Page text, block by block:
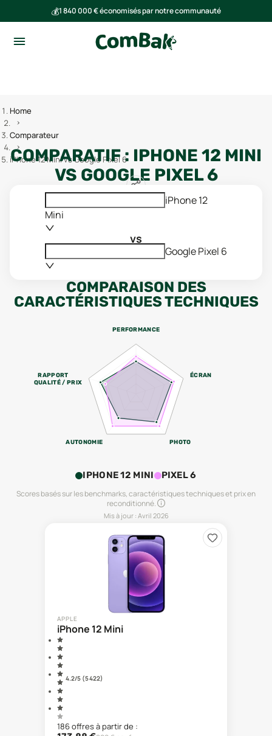
💰1 840 000 € économisés par notre communauté
Home
Comparateur
iPhone 12 Mini vs Google Pixel 6
COMPARATIF : IPHONE 12 MINI
VS GOOGLE PIXEL 6
iPhone 12
Mini
vs
Google Pixel 6
COMPARAISON DES
CARACTÉRISTIQUES TECHNIQUES
PERFORMANCE
ÉCRAN
PHOTO
AUTONOMIE
RAPPORT
QUALITÉ / PRIX
IPHONE 12 MINI PIXEL 6
Scores basés sur les benchmarks, caractéristiques techniques et prix en
reconditionné.
Mis à jour : Avril 2026
APPLE
iPhone 12 Mini
4.2/5 (5 422)
186offresà partir de :